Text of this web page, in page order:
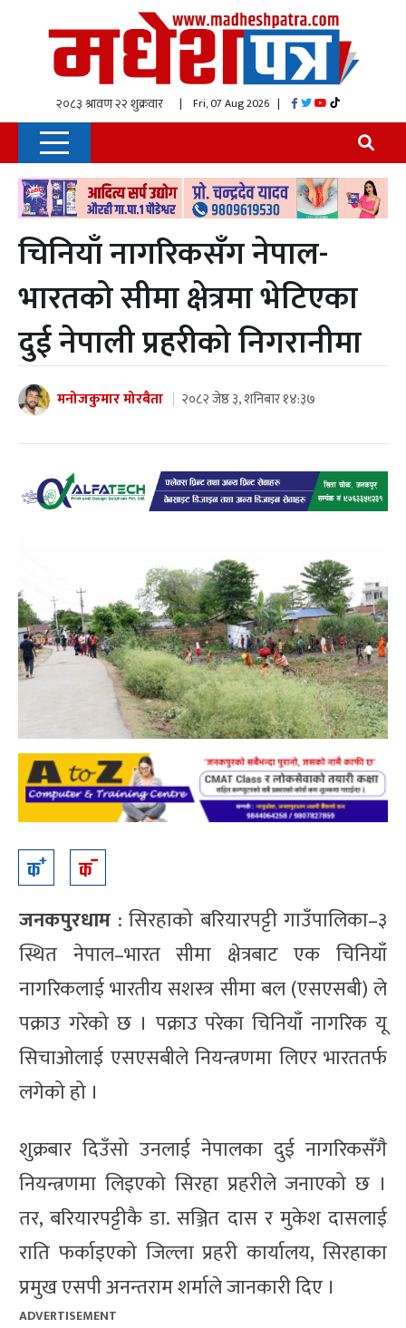
| Fri, 07 Aug 2026 |
चिनियाँ नागरिकसँग नेपाल-
भारतको सीमा क्षेत्रमा भेटिएका
दुई नेपाली प्रहरीको निगरानीमा
मनोजकुमार मोरबैता २०८२ जेष्ठ ३, शनिबार १४:३७
जनकपुरधाम : सिरहाको बरियारपट्टी गाउँपालिका–३
स्थित नेपाल–भारत सीमा क्षेत्रबाट एक चिनियाँ
नागरिकलाई भारतीय सशस्त्र सीमा बल (एसएसबी) ले
पक्राउ गरेको छ । पक्राउ परेका चिनियाँ नागरिक यू
सिचाओलाई एसएसबीले नियन्त्रणमा लिएर भारततर्फ
लगेको हो ।
शुक्रबार दिउँसो उनलाई नेपालका दुई नागरिकसँगै
नियन्त्रणमा लिइएको सिरहा प्रहरीले जनाएको छ ।
तर, बरियारपट्टीकै डा. सञ्जित दास र मुकेश दासलाई
राति फर्काइएको जिल्ला प्रहरी कार्यालय, सिरहाका
प्रमुख एसपी अनन्तराम शर्माले जानकारी दिए ।
ADVERTISEMENT